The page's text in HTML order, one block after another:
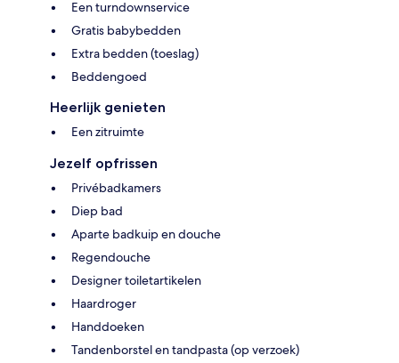
Een turndownservice
Gratis babybedden
Extra bedden (toeslag)
Beddengoed
Heerlijk genieten
Een zitruimte
Jezelf opfrissen
Privébadkamers
Diep bad
Aparte badkuip en douche
Regendouche
Designer toiletartikelen
Haardroger
Handdoeken
Tandenborstel en tandpasta (op verzoek)